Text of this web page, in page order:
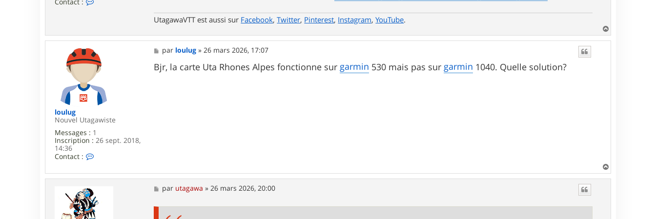
Contact :
c
e
r
u
t
a
g
a
a
UtagawaVTT est aussi sur Facebook,Twitter, Pinterest, Instagram,YouTube.
a
loulug
Nouvel Utagawiste
Messages : 1
Inscription : 26 sept. 2018,
14:36
Contact :
n
t
c
t
e
M
e
s
s
par loulug »26 mars 2026, 17:07
Bjr, la carte Uta Rhones Alpes fonctionne surgarmin 530 mais pas surgarmin 1040. Quelle solution?
a
M
e
par utagawa »26 mars 2026, 20:00